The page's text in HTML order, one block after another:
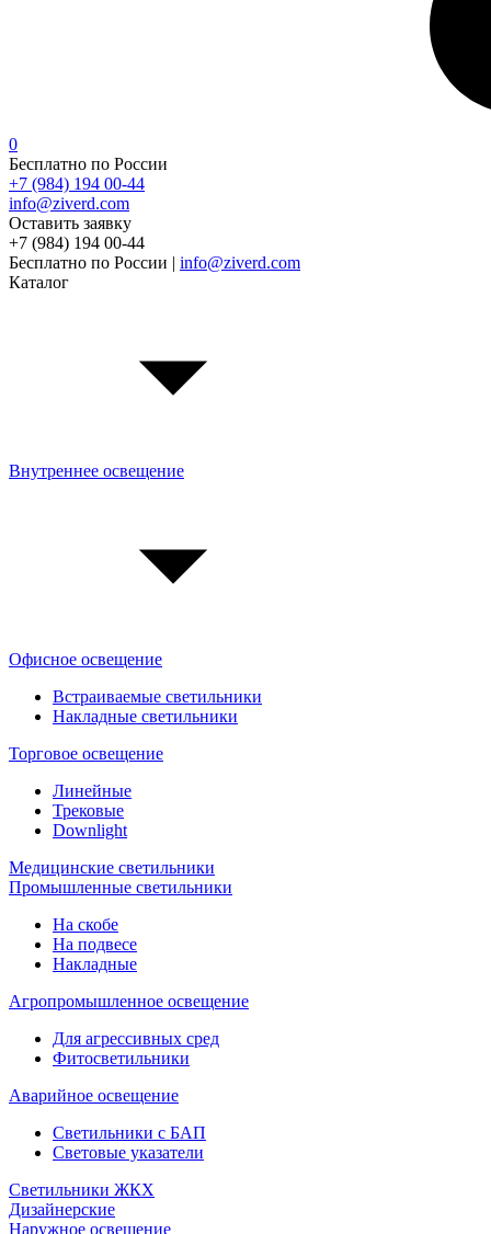
0
Бесплатно по России
+7 (984) 194 00-44
info@ziverd.com
Оставить заявку
+7 (984) 194 00-44
Бесплатно по России | info@ziverd.com
Каталог
Внутреннее освещение
Офисное освещение
Встраиваемые светильники
Накладные светильники
Торговое освещение
Линейные
Трековые
Downlight
Медицинские светильники
Промышленные светильники
На скобе
На подвесе
Накладные
Агропромышленное освещение
Для агрессивных сред
Фитосветильники
Аварийное освещение
Светильники с БАП
Световые указатели
Светильники ЖКХ
Дизайнерские
Наружное освещение